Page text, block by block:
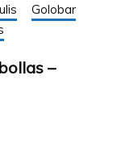
Golobar
–